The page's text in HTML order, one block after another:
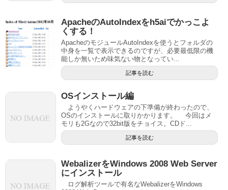
ApacheのAutoIndexをh5aiでかっこよ
くする！
ApacheのモジュールAutoIndexを使うとフォルダの
中身を一覧で表示できるのですが、必要最低限の機
能しか無いため味気ない物となってい...
記事を読む
OSインストール編
ようやくハードウェアの下準備が終わったので、
OSのインストールに取りかかります。 今回はメ
モリも2Gなので32bit版をチョイス。CDド...
記事を読む
WebalizerをWindows 2008 Web Server
にインストール
ログ解析ツールで有名なWebalizerをWindows